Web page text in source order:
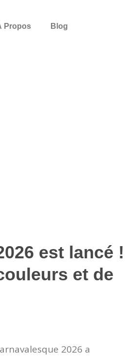
Propos Blog
est lancé !
et de
2026 a